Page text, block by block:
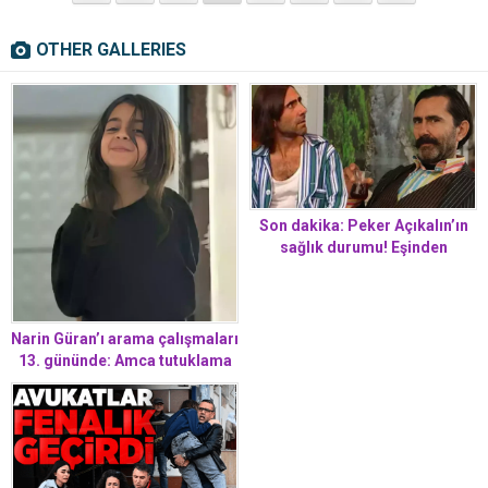
OTHER GALLERIES
Narin Güran’ı arama çalışmaları
13. gününde: Amca tutuklama
talebiyle mahkemeye sevk
edildi
Son dakika: Peker Açıkalın’ın
sağlık durumu! Eşinden